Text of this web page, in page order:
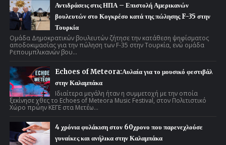
Αντιδράσεις στις ΗΠΑ – Επιστολή Αμερικανών
βουλευτών στο Κογκρέσο κατά της πώλησης F-35 στην
Τουρκία
Ομάδα Δημοκρατικών βουλευτών ζήτησε την κατάθεση ψηφίσματος
αποδοκιμασίας για την πώληση των F-35 στην Τουρκία, ενώ ομάδα
Ρεπουμπλικανών βου...
Echoes of Meteora:Αυλαία για το μουσικό φεστιβάλ
στην Καλαμπάκα
Ιδιαίτερα μεγάλη ήταν η συμμετοχή με την οποία
ξεκίνησε χθες το Echoes of Meteora Music Festival, στον Πολιτιστικό
Χώρο πρώην ΚΕΓΕ στα Μετέω...
4 χρόνια φυλάκιση στον 60χρονο που παρενεχλούσε
γυναίκες και ανήλικα στην Καλαμπάκα